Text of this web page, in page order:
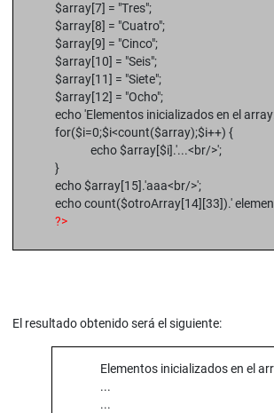
$array[7] = "Tres";
$array[8] = "Cuatro";
$array[9] = "Cinco";
$array[10] = "Seis";
$array[11] = "Siete";
$array[12] = "Ocho";
echo 'Elementos inicializados en el
for($i=0;$i<count($array);$i++) {
echo $array[$i].'...<br/>';
}
echo $array[15].'aaa<br/>';
echo count($otroArray[14][33]).'
?>
El resultado obtenido será el siguiente:
Elementos inicializados en el
...
...